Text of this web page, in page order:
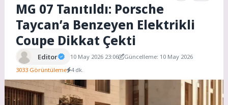
MG 07 Tanıtıldı: Porsche
Taycan’a Benzeyen Elektrikli
Coupe Dikkat Çekti
Editor 10 May 2026 23:06
Güncelleme: 10 May 2026
3033 Görüntüleme 4 dk.